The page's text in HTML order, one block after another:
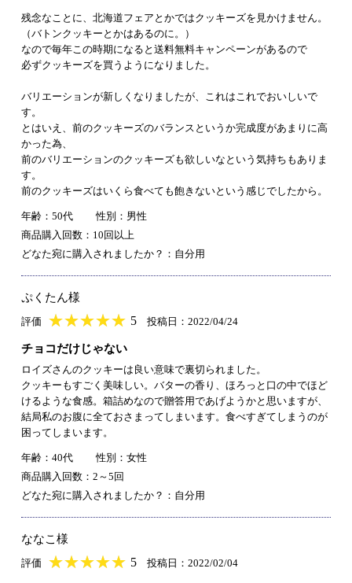
残念なことに、北海道フェアとかではクッキーズを見かけません。
（バトンクッキーとかはあるのに。）
なので毎年この時期になると送料無料キャンペーンがあるので
必ずクッキーズを買うようになりました。
バリエーションが新しくなりましたが、これはこれでおいしいで
す。
とはいえ、前のクッキーズのバランスというか完成度があまりに高
かった為、
前のバリエーションのクッキーズも欲しいなという気持ちもありま
す。
前のクッキーズはいくら食べても飽きないという感じでしたから。
年齢：50代
性別：男性
商品購入回数：10回以上
どなた宛に購入されましたか？：自分用
ぷくたん様
評価 ★★★★★
★★★★★ 5 投稿日：2022/04/24
チョコだけじゃない
ロイズさんのクッキーは良い意味で裏切られました。
クッキーもすごく美味しい。バターの香り、ほろっと口の中でほど
けるような食感。箱詰めなので贈答用であげようかと思いますが、
結局私のお腹に全ておさまってしまいます。食べすぎてしまうのが
困ってしまいます。
年齢：40代
性別：女性
商品購入回数：2～5回
どなた宛に購入されましたか？：自分用
ななこ様
評価 ★★★★★
★★★★★ 5 投稿日：2022/02/04